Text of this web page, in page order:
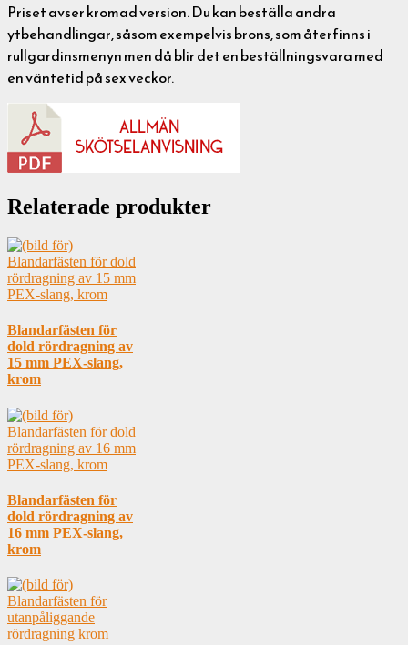
Priset avser kromad version. Du kan beställa andra
ytbehandlingar, såsom exempelvis brons, som återfinns i
rullgardinsmenyn men då blir det en beställningsvara med
en väntetid på sex veckor.
Relaterade produkter
Blandarfästen för
dold rördragning av
15 mm PEX-slang,
krom
Blandarfästen för
dold rördragning av
16 mm PEX-slang,
krom